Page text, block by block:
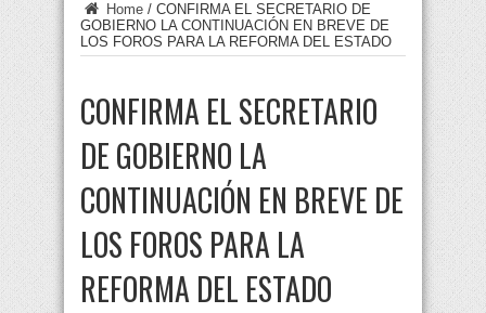
Home / CONFIRMA EL SECRETARIO DE
GOBIERNO LA CONTINUACIÓN EN BREVE DE
LOS FOROS PARA LA REFORMA DEL ESTADO
CONFIRMA EL SECRETARIO
DE GOBIERNO LA
CONTINUACIÓN EN BREVE DE
LOS FOROS PARA LA
REFORMA DEL ESTADO